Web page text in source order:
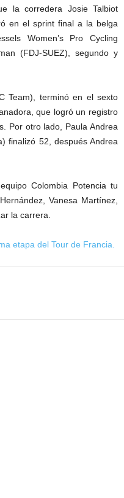
la corredera Josie Talbiot
en el sprint final a la belga
Women’s Pro Cycling
(FDJ-SUEZ), segundo y
Team), terminó en el sexto
que logró un registro
Por otro lado, Paula Andrea
finalizó 52, después Andrea
Colombia Potencia tu
Vanesa Martínez,
la carrera.
etapa del Tour de Francia.